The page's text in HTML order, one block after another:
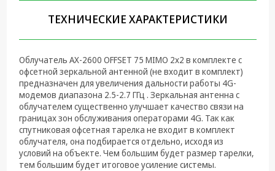
Климатическая
Светотехника
Товары для
дома и Бытовая
техника
Компьютерные
комплектующие
ТЕХНИЧЕСКИЕ ХАРАКТЕРИСТИКИ
Облучатель AX-2600 OFFSET 75 MIMO 2x2 в комплекте с
офсетной зеркальной антенной (не входит в комплект)
предназначен для увеличения дальности работы 4G-
модемов диапазона 2.5-2.7 ГГц . Зеркальная антенна с
облучателем существенно улучшает качество связи на
границах зон обслуживания операторами 4G. Так как
спутниковая офсетная тарелка не входит в комплект
облучателя, она подбирается отдельно, исходя из
условий на объекте. Чем большим будет размер тарелки,
тем большим будет итоговое усиление системы.